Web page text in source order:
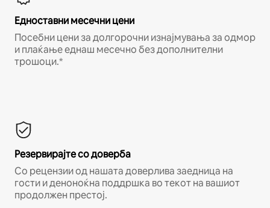
Едноставни месечни цени
Посебни цени за долгорочни изнајмувања за одмор
и плаќање еднаш месечно без дополнителни
трошоци.*
Резервирајте со доверба
Со рецензии од нашата доверлива заедница на
гости и деноноќна поддршка во текот на вашиот
продолжен престој.